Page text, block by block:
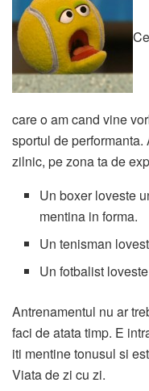
care o am cand vine
sportul de
zilnic, pe zona ta de
Un boxer loveste
mentina in forma.
Un tenisman
Un fotbalist
Antrenamentul nu ar
faci de atata timp. E
iti mentine tonusul si
Viata de zi cu zi.